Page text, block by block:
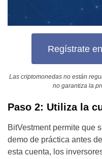
Regístrate
Las criptomonedas no están
no garantiza la
Paso 2: Utiliza la
BitVestment permite que
demo de práctica antes
esta cuenta, los